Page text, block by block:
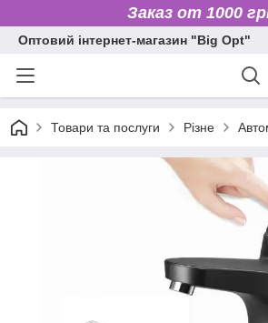
Заказ от 1000
Оптовий інтернет-магазин "Big Opt"
Товари та послуги Різне